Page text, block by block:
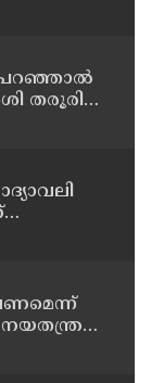
പറഞ്ഞാല്‍
തരൂരിന്